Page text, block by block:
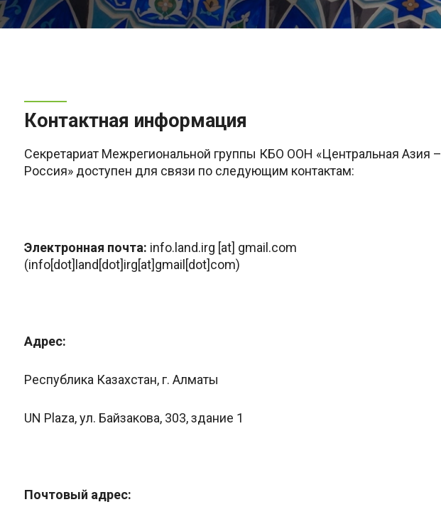
Контактная информация
Секретариат Межрегиональной группы КБО ООН «Центральная Азия –
Россия» доступен для связи по следующим контактам:
Электронная почта: info.land.irg [at] gmail.com
(info[dot]land[dot]irg[at]gmail[dot]com)
Адрес:
Республика Казахстан, г. Алматы
UN Plaza, ул. Байзакова, 303, здание 1
Почтовый адрес: